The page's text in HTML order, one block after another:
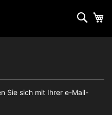
Sie sich mit Ihrer e-Mail-